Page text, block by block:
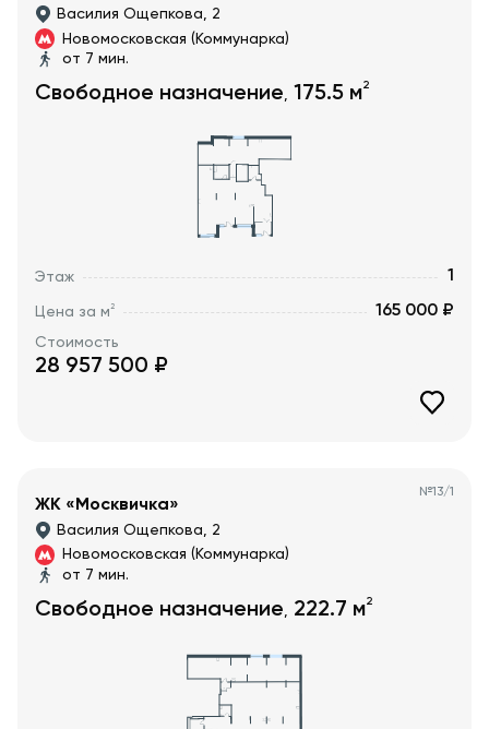
Василия Ощепкова, 2
Новомосковская (Коммунарка)
от 7 мин.
Свободное назначение, 175.5 м2
Этаж 1
Цена за м2 165 000 ₽
Стоимость
28 957 500 ₽
№13/1
ЖК «Москвичка»
Василия Ощепкова, 2
Новомосковская (Коммунарка)
от 7 мин.
Свободное назначение, 222.7 м2